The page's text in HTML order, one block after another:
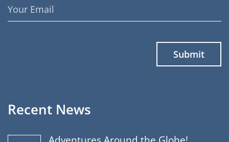
Address
Recent News